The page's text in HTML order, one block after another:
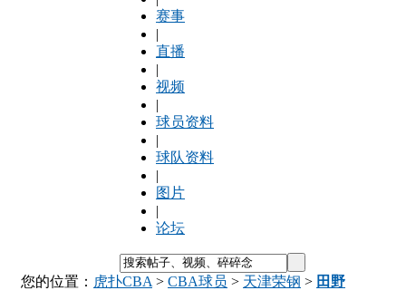
赛事
|
直播
|
视频
|
球员资料
|
球队资料
|
图片
|
论坛
您的位置： 虎扑CBA > CBA球员 > 天津荣钢 > 田野